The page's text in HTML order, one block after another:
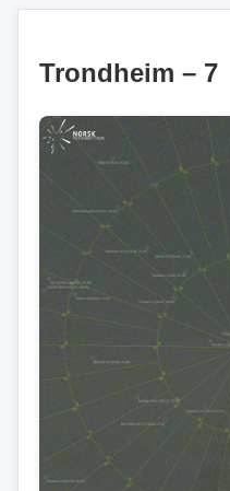
Trondheim – 7